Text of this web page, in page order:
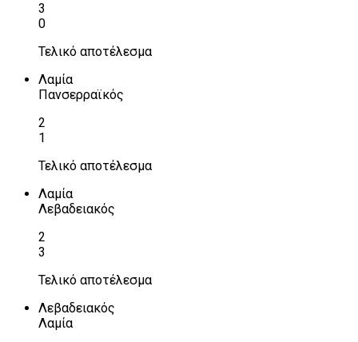
3
0
Τελικό αποτέλεσμα
Λαμία
Πανσερραϊκός
2
1
Τελικό αποτέλεσμα
Λαμία
Λεβαδειακός
2
3
Τελικό αποτέλεσμα
Λεβαδειακός
Λαμία